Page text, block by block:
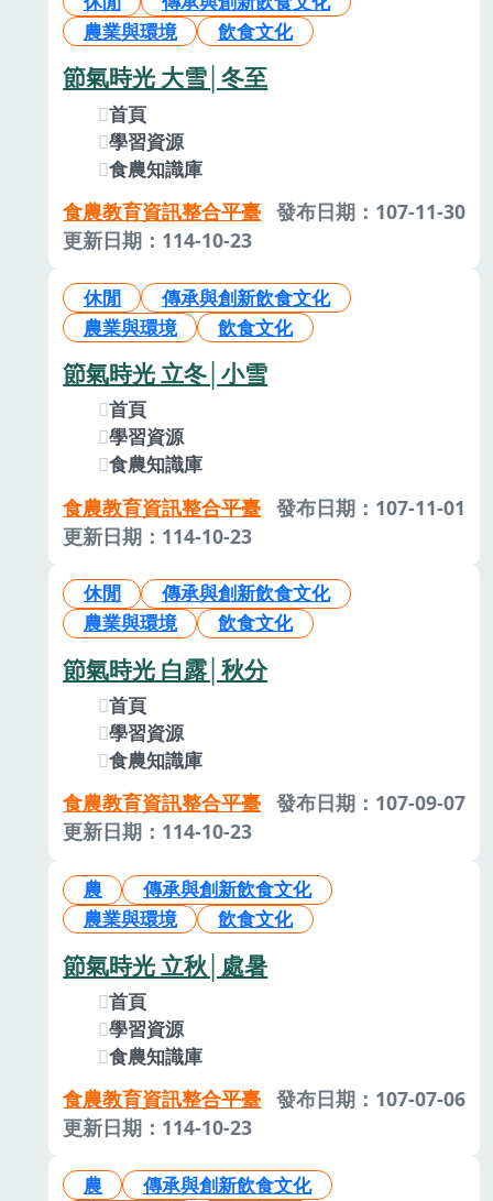
農業與環境
飲食文化
節氣時光 大雪│冬至
首頁
學習資源
食農知識庫
食農教育資訊整合平臺 發布日期：107-11-30
更新日期：114-10-23
休閒
傳承與創新飲食文化
農業與環境
飲食文化
節氣時光 立冬│小雪
首頁
學習資源
食農知識庫
食農教育資訊整合平臺 發布日期：107-11-01
更新日期：114-10-23
休閒
傳承與創新飲食文化
農業與環境
飲食文化
節氣時光 白露│秋分
首頁
學習資源
食農知識庫
食農教育資訊整合平臺 發布日期：107-09-07
更新日期：114-10-23
農
傳承與創新飲食文化
農業與環境
飲食文化
節氣時光 立秋│處暑
首頁
學習資源
食農知識庫
食農教育資訊整合平臺 發布日期：107-07-06
更新日期：114-10-23
農
傳承與創新飲食文化